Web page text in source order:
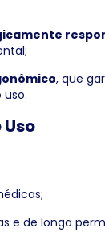
, que
e de longa